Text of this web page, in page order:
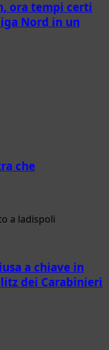
ora tempi certi
Nord in un
che
a chiave in
dei Carabinieri